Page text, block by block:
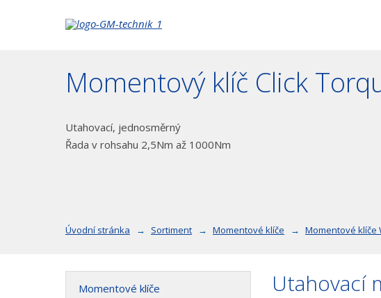
Momentový klíč Click
Utahovací, jednosměrný
Řada v rohsahu 2,5Nm až 1000Nm
Úvodní stránka Sortiment Momentové klíče Momentové klíče
Momentové klíče Utahovací